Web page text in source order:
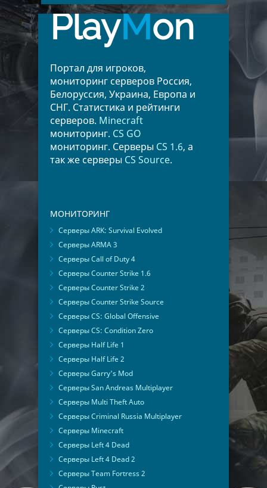
Румыния
5 Чехия
5
Киргизия
5 Финляндия
Беларусь
2 Австрия
Словакия
1 Украина
1
Испания
1
PlayMon
Портал для игроков,
мониторинг серверов Россия,
Белоруссия, Украина, Европа и
СНГ. Статистика и рейтинги
серверов. Minecraft
мониторинг. CS GO
мониторинг. Серверы CS 1.6, а
так же серверы CS Source.
МОНИТОРИНГ
Серверы ARK: Survival Evolved
Серверы ARMA 3
Серверы Call of Duty 4
Серверы Counter Strike 1.6
Серверы Counter Strike 2
Серверы Counter Strike Source
Серверы CS: Global Offensive
Серверы CS: Condition Zero
Серверы Half Life 1
Серверы Half Life 2
Серверы Garry's Mod
Серверы San Andreas Multiplayer
Серверы Multi Theft Auto
Серверы Criminal Russia Multiplayer
Серверы Minecraft
Серверы Left 4 Dead
Серверы Left 4 Dead 2
Серверы Team Fortress 2